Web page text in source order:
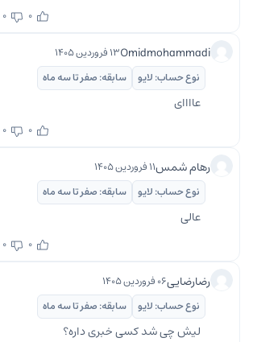
0
0
Omidmohammadi۱۳ فروردین ۱۴۰۵
نوع حساب: لایو
سابقه: صفر تا سه ماه
عاااای
0
0
رهام شمس۱۱ فروردین ۱۴۰۵
نوع حساب: لایو
سابقه: صفر تا سه ماه
عالی
0
0
رضارضایی۰۶ فروردین ۱۴۰۵
نوع حساب: لایو
سابقه: صفر تا سه ماه
لیش چی شد کسی خبری داره؟